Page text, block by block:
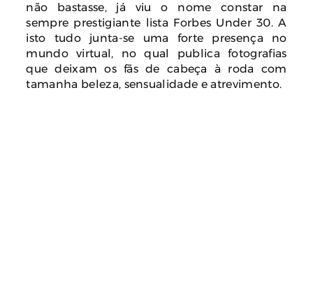
não bastasse, já viu o nome constar na
sempre prestigiante lista Forbes Under 30. A
isto tudo junta-se uma forte presença no
mundo virtual, no qual publica fotografias
que deixam os fãs de cabeça à roda com
tamanha beleza, sensualidade e atrevimento.